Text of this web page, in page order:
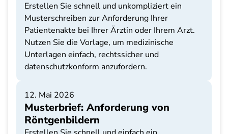
Erstellen Sie schnell und unkompliziert ein
Musterschreiben zur Anforderung Ihrer
Patientenakte bei Ihrer Ärztin oder Ihrem Arzt.
Nutzen Sie die Vorlage, um medizinische
Unterlagen einfach, rechtssicher und
datenschutzkonform anzufordern.
12. Mai 2026
Musterbrief: Anforderung von
Röntgenbildern